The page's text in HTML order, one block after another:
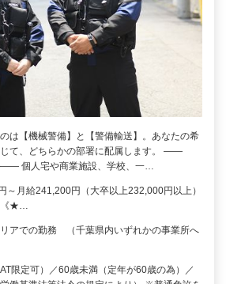
は【機械警備】と【警備輸送】。あなたの希
て、どちらかの部署に配属します。 ――
―― 個人宅や商業施設、学校、一…
～月給241,200円（大卒以上232,000円以上）
★…
アでの勤務 （千葉県内いずれかの事業所へ
限定可）／60歳未満（定年が60歳の為）／